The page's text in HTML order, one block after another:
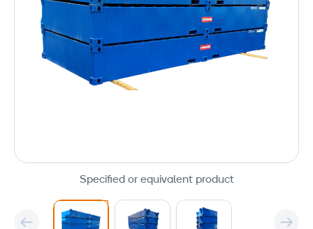
Specified or equivalent product